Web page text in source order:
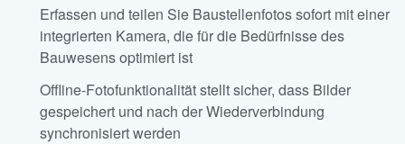
Erfassen und teilen Sie Baustellenfotos sofort mit einer
integrierten Kamera, die für die Bedürfnisse des
Bauwesens optimiert ist
Offline-Fotofunktionalität stellt sicher, dass Bilder
gespeichert und nach der Wiederverbindung
synchronisiert werden